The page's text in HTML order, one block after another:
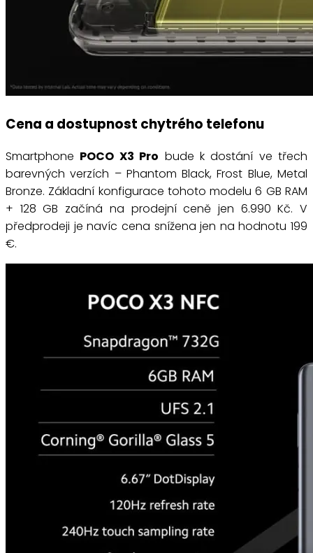
Cena a dostupnost chytrého telefonu
Smartphone POCO X3 Pro bude k dostání ve třech
barevných verzích – Phantom Black, Frost Blue, Metal
Bronze. Základní konfigurace tohoto modelu 6 GB RAM
+ 128 GB začíná na prodejní ceně jen 6.990 Kč. V
předprodeji je navíc cena snížena jen na hodnotu 199
€.